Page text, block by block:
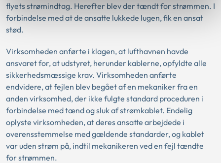
flyets strømindtag. Herefter blev der tændt for strømmen. I
forbindelse med at de ansatte lukkede lugen, fik en ansat
stød.
Virksomheden anførte i klagen, at lufthavnen havde
ansvaret for, at udstyret, herunder kablerne, opfyldte alle
sikkerhedsmæssige krav. Virksomheden anførte
endvidere, at fejlen blev begået af en mekaniker fra en
anden virksomhed, der ikke fulgte standard proceduren i
forbindelse med tænd og sluk af strømkablet. Endelig
oplyste virksomheden, at deres ansatte arbejdede i
overensstemmelse med gældende standarder, og kablet
var uden strøm på, indtil mekanikeren ved en fejl tændte
for strømmen.